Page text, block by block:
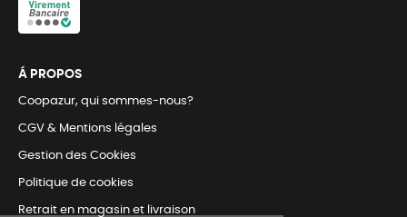
Á PROPOS
Coopazur, qui sommes-nous?
CGV & Mentions légales
Gestion des Cookies
Politique de cookies
Retrait en magasin et livraison